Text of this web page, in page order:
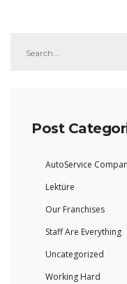
Post
AutoService
Lektüre
Our Franchises
Staff Are Everything
Uncategorized
Working Hard